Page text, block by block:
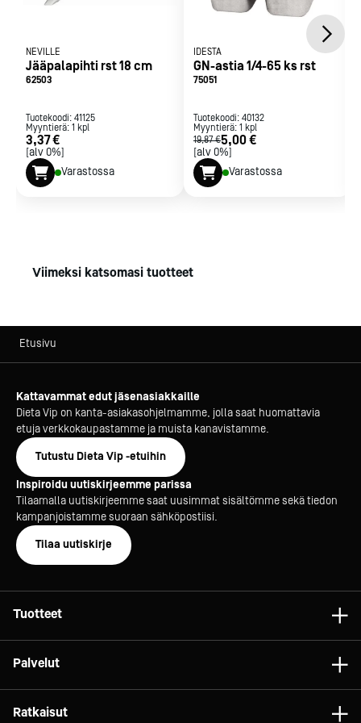
NEVILLE
Jääpalapihti rst 18 cm
62503
Tuotekoodi: 41125
Myyntierä: 1 kpl
3,37 €
[alv 0%]
Varastossa
IDESTA
GN-astia 1/4-65 ks rst
75051
Tuotekoodi: 40132
Myyntierä: 1 kpl
19,87 €5,00 €
[alv 0%]
Varastossa
Viimeksi katsomasi tuotteet
Etusivu
Kattavammat edut jäsenasiakkaille
Dieta Vip on kanta-asiakasohjelmamme, jolla saat huomattavia
etuja verkkokaupastamme ja muista kanavistamme.
Tutustu Dieta Vip -etuihin
Inspiroidu uutiskirjeemme parissa
Tilaamalla uutiskirjeemme saat uusimmat sisältömme sekä tiedon
kampanjoistamme suoraan sähköpostiisi.
Tilaa uutiskirje
Tuotteet
Tarvikkeet
Palvelut
Konsultointi
Ratkaisut